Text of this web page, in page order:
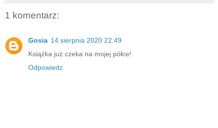
1 komentarz:
Gosia 14 sierpnia 2020 22:49
Książka już czeka na mojej półce!
Odpowiedz